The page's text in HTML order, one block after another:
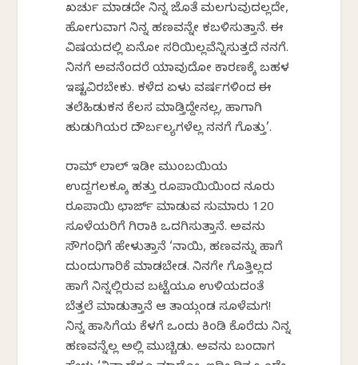
ಖರ್ಚು ಮಾಡದೇ ನಿನ್ನ ಜೊತೆ ಮಲಗುವುದಲ್ಲದೇ,
ಹೋಗುವಾಗ ನಿನ್ನ ಹಣವನ್ನೇ ಕಬಳಿಸುತ್ತಾನೆ. ಈ
ವಿಷಯದಲ್ಲಿ ಏನೋ ಸರಿಯಿಲ್ಲವೆನ್ನಿಸುತ್ತದೆ ನನಗೆ.
ನಿನಗೆ ಅವನೆಂದರೆ ಯಾವುದೋ ಕಾರಣಕ್ಕೆ ಬಹಳ
ಇಷ್ಟವಿರಬೇಕು. ಕಳೆದ ಏಳು ವರ್ಷಗಳಿಂದ ಈ
ತಲೆಹಿಡುಕನ ಕೆಲಸ ಮಾಡ್ತಿದ್ದೇನಲ್ಲ, ಹಾಗಾಗಿ
ಹುಡುಗಿಯರ ದೌರ್ಬಲ್ಯಗಳೆಲ್ಲ ನನಗೆ ಗೊತ್ತು’.
ರಾಮ್ ಲಾಲ್ ಇಡೀ ಮುಂಬಯಿಯ
ಉದ್ದಗಲಕ್ಕೂ ಹತ್ತು ರೂಪಾಯಿಯಿಂದ ನೂರು
ರೂಪಾಯಿ ಛಾರ್ಜ್ ಮಾಡುವ ಸುಮಾರು 120
ಸೂಳೆಯರಿಗೆ ಗಿರಾಕಿ ಒದಗಿಸುತ್ತಾನೆ. ಅವನು
ಸೌಗಂಧಿಗೆ ಹೇಳುತ್ತಾನೆ ‘ನಾಯಿ, ಹಣವನ್ನು ಹಾಗೆ
ದುಂದುಗಾರಿಕೆ ಮಾಡಬೇಡ. ನಿನಗೇ ಗೊತ್ತಿಲ್ಲದ
ಹಾಗೆ ನಿನ್ನಲ್ಲಿರುವ ಬಟ್ಟೆಯೂ ಉಳಿಯದಂತೆ
ಬೆತ್ತಲೆ ಮಾಡುತ್ತಾನೆ ಆ ತಾಯ್ಗಂಡ ಸೂಳೆಮಗ!
ನಿನ್ನ ಹಾಸಿಗೆಯ ಕೆಳಗೆ ಒಂದು ಕಿಂಡಿ ಕೊರೆದು ನಿನ್ನ
ಹಣವನ್ನೆಲ್ಲ ಅಲ್ಲಿ ಮುಚ್ಚಿಡು. ಅವನು ಬಂದಾಗ